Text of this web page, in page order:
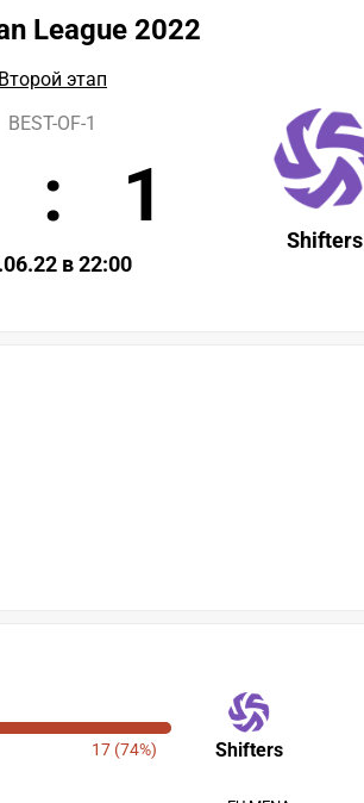
League 2022
Второй этап
Shifters
BEST-OF-1
: 1
в 22:00
Shifters
17 (74%)